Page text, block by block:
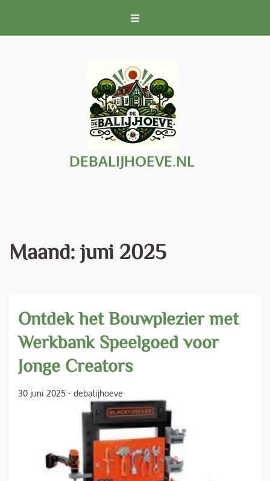
inhoud
DEBALIJHOEVE.NL
Maand: juni 2025
Ontdek het Bouwplezier met
Werkbank Speelgoed voor
Jonge Creators
30 juni 2025 - debalijhoeve